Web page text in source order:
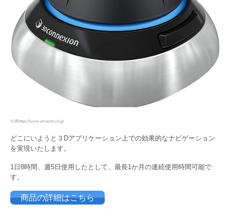
出典https://www.amazon.co.jp/
どこにいようと３Dアプリケーション上での効果的なナビゲーション
を実現いたします。
1日8時間、週5日使用したとして、最長1か月の連続使用時間可能で
す。
商品の詳細はこちら